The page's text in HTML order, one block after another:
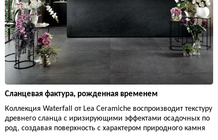
Сланцевая фактура, рожденная временем
Коллекция Waterfall от Lea Ceramiche воспроизводит текстуру
древнего сланца с иризирующими эффектами осадочных по
род, создавая поверхность с характером природного камня